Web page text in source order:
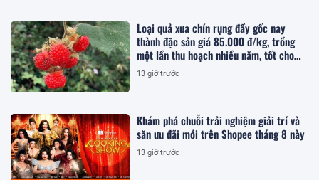
Loại quả xưa chín rụng đầy gốc nay
thành đặc sản giá 85.000 đ/kg, trồng
một lần thu hoạch nhiều năm, tốt cho
sức khỏe
13 giờ trước
Khám phá chuỗi trải nghiệm giải trí và
săn ưu đãi mới trên Shopee tháng 8 này
13 giờ trước